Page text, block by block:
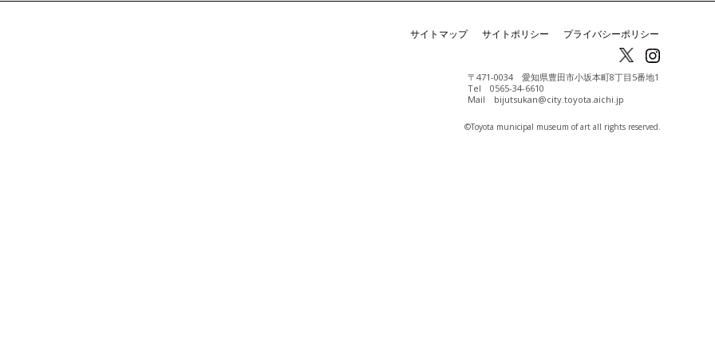
サイトマップ サイトポリシー プライバシーポリシー
〒471-0034 愛知県豊田市小坂本町8丁目5番地1
Tel 0565-34-6610
Mail bijutsukan@city.toyota.aichi.jp
©️Toyota municipal museum of art all rights reserved.